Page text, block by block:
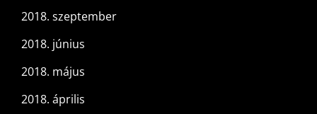
2018. szeptember
2018. június
2018. május
2018. április